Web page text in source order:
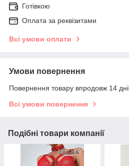
Готівкою
Оплата за реквізитами
Всі умови оплати
Умови повернення
Повернення товару впродовж 14
Всі умови повернення
Подібні товари компанії